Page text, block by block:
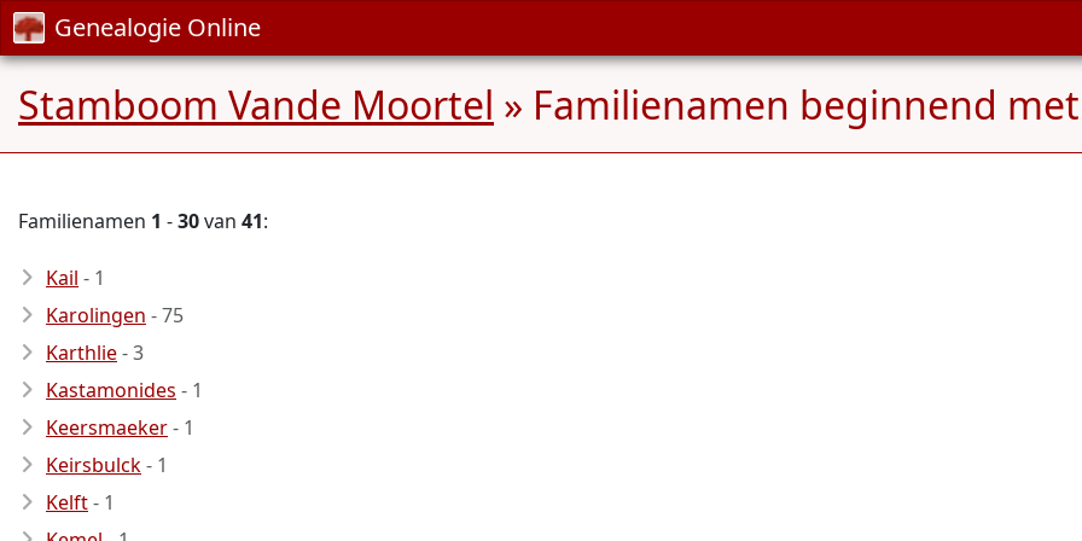
Genealogie Online
Stamboom Vande Moortel » Familienamen beginnend
Familienamen 1 -30van 41:
Kail - 1
Karolingen - 75
Karthlie- 3
Kastamonides - 1
Keersmaeker- 1
Keirsbulck- 1
Kelft- 1